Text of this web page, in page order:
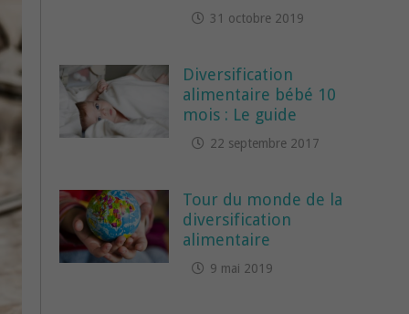
31 octobre 2019
Diversification
alimentaire bébé 10
mois : Le guide
22 septembre 2017
Tour du monde de la
diversification
alimentaire
9 mai 2019